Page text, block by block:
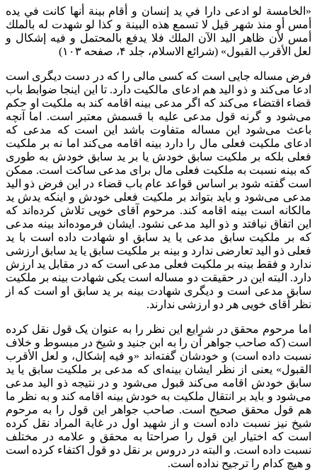
«الخامسة لو ادعى دارا في يد إنسان و أقام بينة أنها كانت في يده
أمس أو منذ شهر‌ قيل لا تسمع هذه البينة و كذا لو شهدت له بالملك
أمس لأن ظاهر اليد الآن الملك فلا يدفع بالمحتمل‌ و فيه إشكال و
لعل الأقرب القبول» (شرائع الاسلام، جلد ۴، صفحه ۱۰۳)
فرض مساله جایی است که کسی مالی را که در دست دیگری است
ادعا می‌کند و ذو الید هم ادعای مالکیت دارد. تا این اینجا ضوابط باب
قضاء اقتضاء می‌کند که اگر مدعی بینه اقامه کند به ملکیت او حکم
می‌شود و گرنه قول مدعی علیه با قسمش معتبر است. اما آنچه
باعث می‌شود این مساله متفاوت باشد این است که مدعی که
ادعای ملکیت فعلی مال را دارد بینه اقامه می‌کند اما نه بر ملکیت
فعلی بلکه بر ملکیت سابق خودش یا بر ید سابق خودش به طوری
که بینه نسبت به ملکیت فعلی مال برای مدعی ساکت است. ممکن
است گفته شود بر اساس قواعد عام باب قضاء در این فرض ذو الید
مدعی می‌شود و باید بتواند بر ملکیت فعلی خودش و اینکه یدش ید
مالکانه است بینه اقامه کند. مرحوم آقای خویی تلاش کرده‌اند که
این اتفاق نیافتد و ذو الید مدعی نشود. ایشان فرموده‌اند بینه مدعی
که بر ملکیت سابق مدعی یا ید سابق او شهادت داده است با ید
فعلی ذو الید تعارضی ندارد و بینه بر ملکیت سابق یا ید سابق ارزشی
ندارد و فقط بینه بر ملکیت فعلی مدعی است که در مقابل ید ارزش
دارد. البته این در حقیقت دو مساله است یکی شهادت بینه بر ملکیت
سابق مدعی است و دیگری شهادت بینه بر ید سابق او است که از
نظر آقای خویی هر دو ارزشی ندارند.
اما مرحوم محقق در شرایع این نظر را به عنوان یک قول نقل کرده
است (که صاحب جواهر آن را به ابن جنید و شیخ در مبسوط و خلاف
نسبت داده است) و خودشان گفته‌اند «و فيه إشكال، و لعل الأقرب
القبول» یعنی از نظر ایشان بینه‌ای که مدعی بر ملکیت سابق یا ید
سابق خودش اقامه می‌کند قبول می‌شود و در نتیجه ذو الید مدعی
می‌شود و باید بر انتقال ملکیت به خودش بینه اقامه کند و به نظر ما
هم قول محقق صحیح است. صاحب جواهر این قول را به مرحوم
شیخ نیز نسبت داده است و از شهید اول در غایة المراد نقل کرده
است که اختیار این قول را صراحتا به محقق و علامه در مختلف
نسبت داده است. و البته در دروس بر نقل دو قول اکتفاء کرده است
و هیچ کدام را ترجیح نداده است.